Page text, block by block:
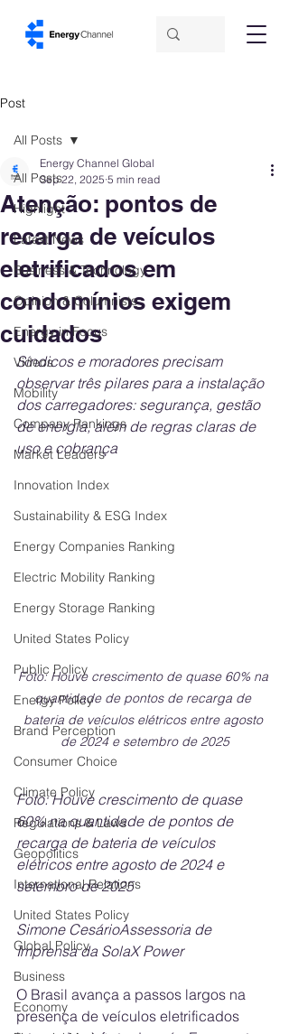
Post
All Posts
Highlight
Latest News
Business & Technology
Opinion & Columnists
Energy in Focus
Videos
Mobility
Company Rankings
Market Leaders
Innovation Index
Sustainability & ESG Index
Energy Companies Ranking
Electric Mobility Ranking
Energy Storage Ranking
United States Policy
Public Policy
Energy Policy
Brand Perception
Consumer Choice
Climate Policy
Regulations & Laws
Geopolitics
International Relations
United States Policy
Global Policy
Business
Economy
All Posts
Atenção: pontos de
recarga de veículos
eletrificados em
condomínios exigem
cuidados
Energy Channel Global
Sep 22, 2025 5 min read
Síndicos e moradores precisam
observar três pilares para a instalação
dos carregadores: segurança, gestão
de energia, além de regras claras de
uso e cobrança
Foto: Houve crescimento de quase 60% na
quantidade de pontos de recarga de
bateria de veículos elétricos entre agosto
de 2024 e setembro de 2025
Foto: Houve crescimento de quase
60% na quantidade de pontos de
recarga de bateria de veículos
elétricos entre agosto de 2024 e
setembro de 2025
Simone CesárioAssessoria de
Imprensa da SolaX Power
O Brasil avança a passos largos na
presença de veículos eletrificados